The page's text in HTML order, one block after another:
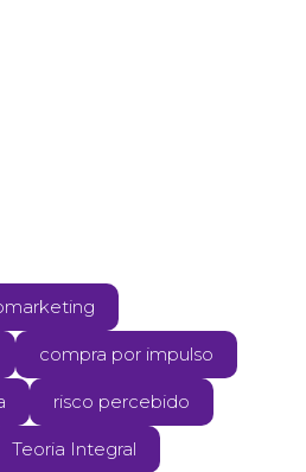
compra por impulso
risco percebido
Teoria Integral